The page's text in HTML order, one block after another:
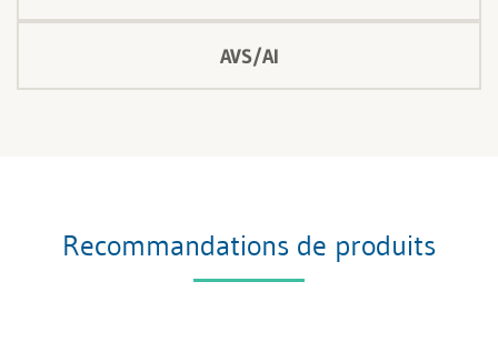
AVS/AI
Recommandations de produits